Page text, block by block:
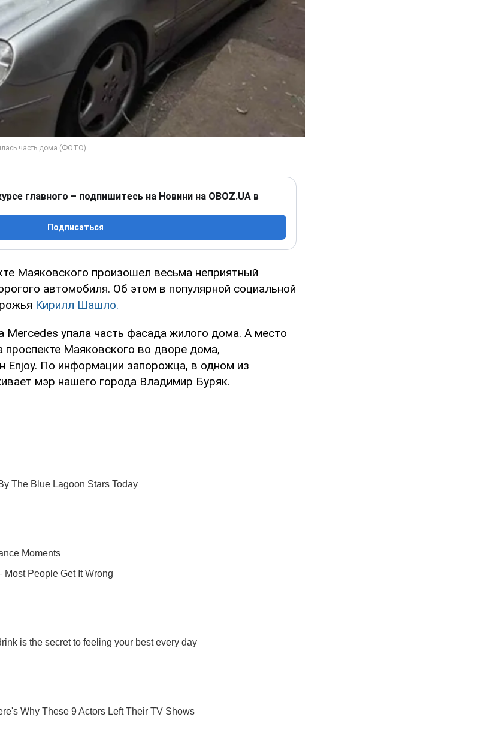
главного – подпишитесь на Новини на OBOZ.UA в
Подписаться
Маяковского произошел весьма неприятный
автомобиля. Об этом в популярной социальной
Кирилл Шашло.
Mercedes упала часть фасада жилого дома. А место
проспекте Маяковского во дворе дома,
Enjoy. По информации запорожца, в одном из
мэр нашего города Владимир Буряк.